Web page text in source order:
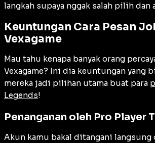
langkah supaya nggak salah pilih dan
Keuntungan Cara Pesan
Vexagame
Mau tahu kenapa banyak orang
Vexagame? Ini dia keuntungan yang
mereka jadi pilihan utama buat para
Legends!
Penanganan oleh Pro Player
Akun kamu bakal ditangani langsung